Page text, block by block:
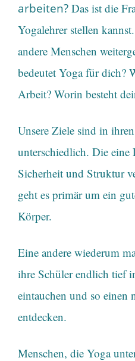
arbeiten? Das ist die
Yogalehrer stellen
andere Menschen
bedeutet Yoga für dich?
Arbeit? Worin besteht
Unsere Ziele sind in
unterschiedlich. Die eine
Sicherheit und Struktur
geht es primär um ein
Körper.
Eine andere wiederum
ihre Schüler endlich tief
eintauchen und so einen
entdecken.
Menschen, die Yoga